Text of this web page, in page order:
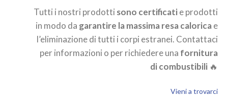
Tutti i nostri prodotti sono certificatie prodotti
in modo da garantire la massima resa caloricae
l’eliminazione di tutti i corpi estranei. Contattaci
per informazioni o per richiedere una fornitura
di combustibili 🔥
Vieni a trovarci